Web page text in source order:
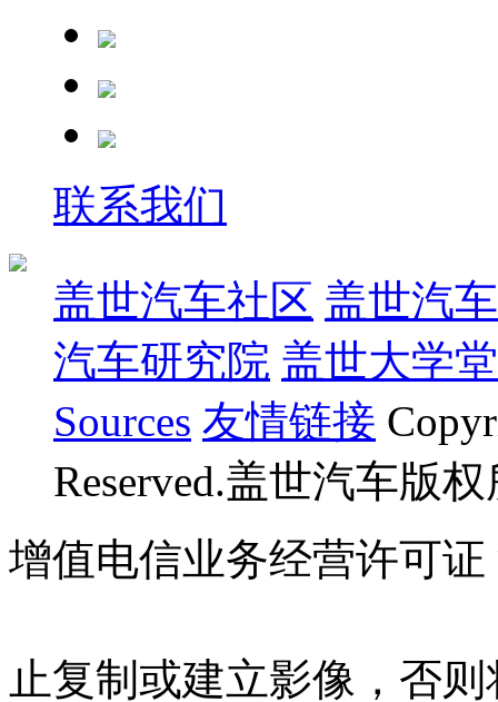
联系我们
盖世汽车社区 盖世汽
汽车研究院 盖世大学堂
Sources 友情链接
Reserved.盖世汽车版
增值电信业务经营许可证
止复制或建立影像，否